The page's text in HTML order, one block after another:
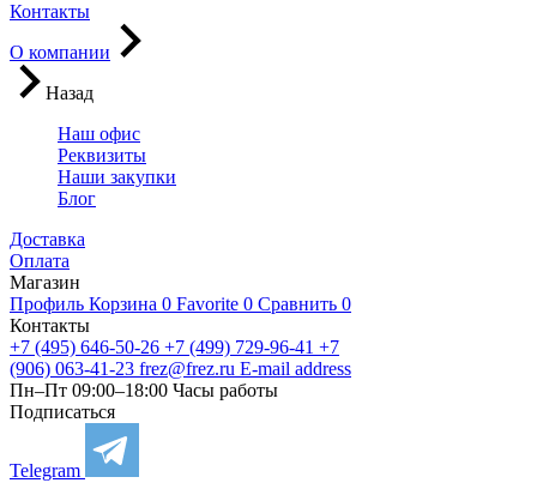
Контакты
О компании
Назад
Наш офис
Реквизиты
Наши закупки
Блог
Доставка
Оплата
Магазин
Профиль Корзина 0 Favorite 0 Сравнить 0
Контакты
+7 (495) 646-50-26 +7 (499) 729-96-41 +7
(906) 063-41-23 frez@frez.ru E-mail address
Пн–Пт 09:00–18:00 Часы работы
Подписаться
Telegram